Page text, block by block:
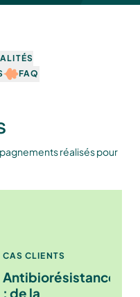
FAQ
réalisés pour
CAS CLIENTS
Antibiorésistance
: de la